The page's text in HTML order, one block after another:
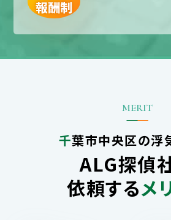
報酬制
千葉市中央区の
ALG探偵
依頼するメ